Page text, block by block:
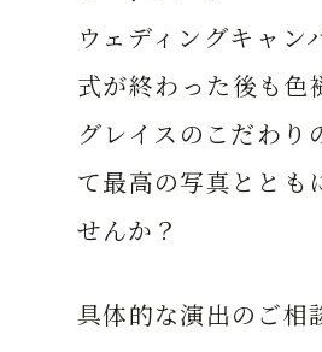
ウェディングキャ
式が終わった後も色
グレイスのこだわ
て最高の写真ととも
せんか？
具体的な演出のご相